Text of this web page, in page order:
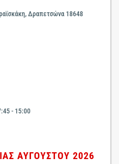
Δραπετσώνα 18648
- 15:00
ΑΥΓΟΥΣΤΟΥ 2026